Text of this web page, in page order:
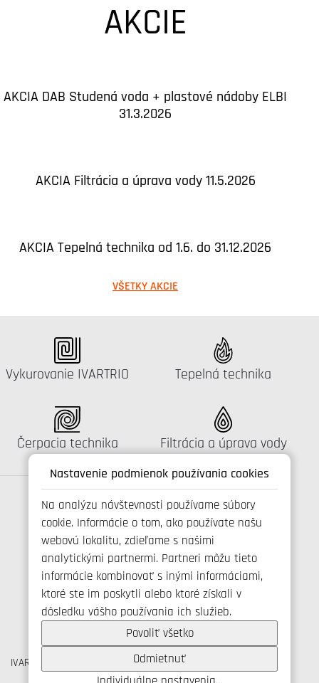
Nastavenie podmienok používania cookies
Na analýzu návštevnosti používame súbory
cookie. Informácie o tom, ako používate našu
webovú lokalitu, zdieľame s našimi
analytickými partnermi. Partneri môžu tieto
informácie kombinovať s inými informáciami,
ktoré ste im poskytli alebo ktoré získali v
dôsledku vášho používania ich služieb.
Povoliť všetko
Odmietnuť
AKCIE
AKCIA DAB Studená voda + plastové nádoby ELBI
31.3.2026
AKCIA Filtrácia a úprava vody 11.5.2026
AKCIA Tepelná technika od 1.6. do 31.12.2026
VŠETKY AKCIE
Katalógus:
Vykurovanie IVARTRIO Katalógus:
Tepelná technika
Katalógus:
Čerpacia technika Katalógus:
Filtrácia a úprava vody
Spojte se s námi
+421 346 214 431
info@ivarsk.sk
Ochrana osobných údajov
Cookies
IVAR CS spol. s r.o., Velvarská 9, Podhořany, 277 51 Nelahozeves
IČO: 45276935 DIČ: CZ45276935